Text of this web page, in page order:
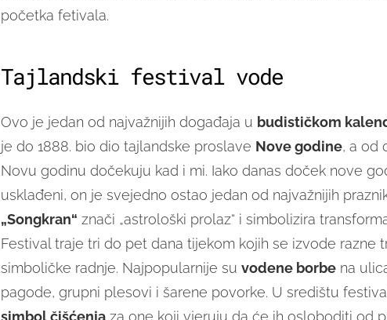
početka fetivala.
Tajlandski festival vode
Ovo je jedan od najvažnijih događaja u budističkom
je do 1888. bio dio tajlandske proslave Nove godine, a od
Novu godinu dočekuju kad i mi. Iako danas doček nove
usklađeni, on je svejedno ostao jedan od najvažnijih
„Songkran“ znači „astrološki prolaz“ i simbolizira
Festival traje tri do pet dana tijekom kojih se izvode razne
simboličke radnje. Najpopularnije su vodene borbena
pagode, grupni plesovi i šarene povorke. U središtu
simbol čišćenjaza one koji vjeruju da će ih osloboditi od